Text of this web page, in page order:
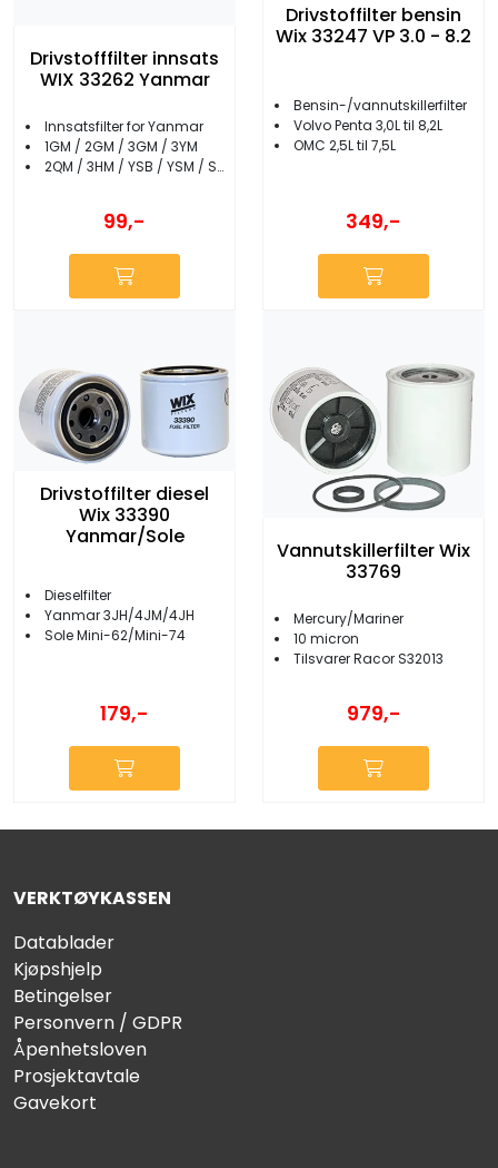
Drivstofffilter innsats
WIX 33262 Yanmar
Innsatsfilter for Yanmar
1GM / 2GM / 3GM / 3YM
2QM / 3HM / YSB / YSM / SB
99,-
Drivstoffilter bensin
Wix 33247 VP 3.0 - 8.2
Bensin-/vannutskillerfilter
Volvo Penta 3,0L til 8,2L
OMC 2,5L til 7,5L
349,-
Drivstoffilter diesel
Wix 33390
Yanmar/Sole
Dieselfilter
Yanmar 3JH/4JM/4JH
Sole Mini-62/Mini-74
179,-
Vannutskillerfilter Wix
33769
Mercury/Mariner
10 micron
Tilsvarer Racor S32013
979,-
VERKTØYKASSEN
Datablader
Kjøpshjelp
Betingelser
Personvern / GDPR
Åpenhetsloven
Prosjektavtale
Gavekort